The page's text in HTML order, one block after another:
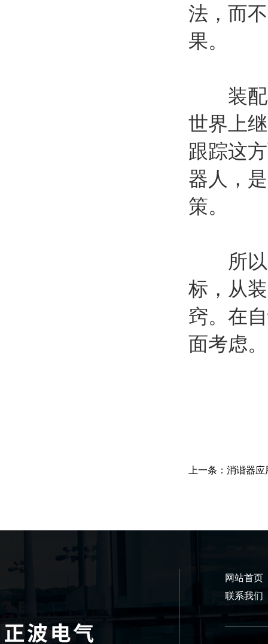
法，而
果。
装配机
世界上
跟踪这
器人，
策。
所以必
标，从
窍。在
面考虑。
上一条：消谐器
网站首页
联系我们